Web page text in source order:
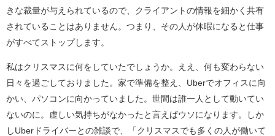
きな裁量が与えられているので、クライアントの情報を細かく共有
されていることはありません。つまり、その人が休暇になると仕事
がすべてストップします。
私はクリスマスに何をしていたでしょうか。ええ、何も変わらない
日々を過ごしておりました。家で準備を整え、Uberでオフィスに向
かい、パソコンに向かっていました。世間は誰一人として動いてい
ないのに。虚しい気持ちがなかったと言えばウソになります。しか
しUberドライバーとの雑談で、「クリスマスでも多くの人が働いて